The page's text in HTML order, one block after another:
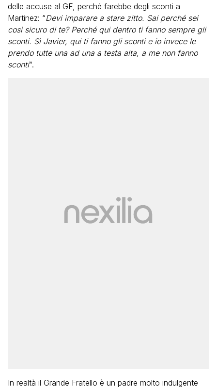
delle accuse al GF, perché farebbe degli sconti a
Martinez: “Devi imparare a stare zitto. Sai perché sei
così sicuro di te? Perché qui dentro ti fanno sempre gli
sconti. Sì Javier, qui ti fanno gli sconti e io invece le
prendo tutte una ad una a testa alta, a me non fanno
sconti“.
In realtà il Grande Fratello è un padre molto indulgente